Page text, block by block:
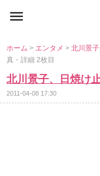
ホーム> エンタメ>北川景
真・詳細 2枚目
北川景子、日焼け
2011-04-08 17:30